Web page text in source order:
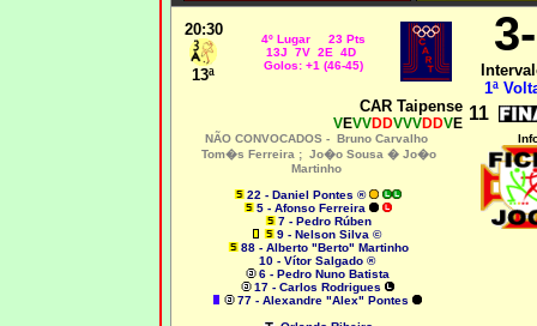
20:30
13ª
4º Lugar 23 Pts
13J 7V 2E 4D
Golos: +1 (46-45)
1ª
CAR Taipense
VEVVDDVVVDDVE 11
NÃO CONVOCADOS - Bruno Carvalho
Tom�s Ferreira ; Jo�o Sousa � Jo�o
Martinho
22 - Daniel Pontes ®
5 - Afonso Ferreira
7 - Pedro Rúben
9 - Nelson Silva ©
88 - Alberto "Berto" Martinho
10 - Vítor Salgado ®
6 - Pedro Nuno Batista
17 - Carlos Rodrigues
77 - Alexandre "Alex" Pontes